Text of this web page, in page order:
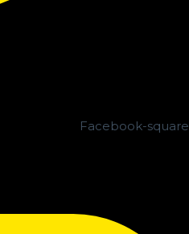
Facebook-square